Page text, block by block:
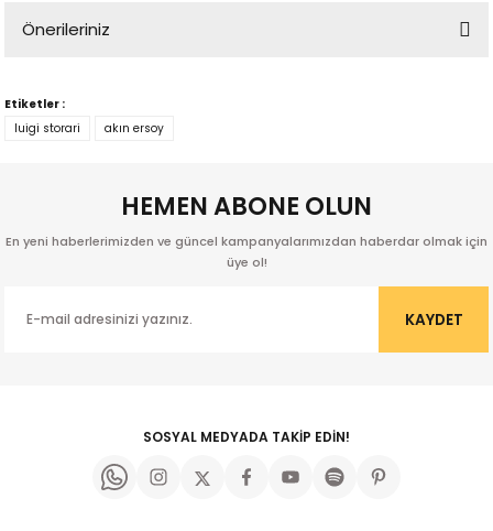
Önerileriniz
konularda yetersiz gördüğünüz noktaları öneri formunu kullanarak
tarafımıza iletebilirsiniz.
Ürün resmi kalitesiz, bozuk veya görüntülenemiyor.
Ürün bilgilerinde hatalar bulunuyor.
Bu ürüne benzer farklı alternatifler olmalı.
Gönder
Etiketler :
luigi storari
akın ersoy
HEMEN ABONE OLUN
En yeni haberlerimizden ve güncel kampanyalarımızdan haberdar olmak için
üye ol!
KAYDET
SOSYAL MEDYADA TAKİP EDİN!